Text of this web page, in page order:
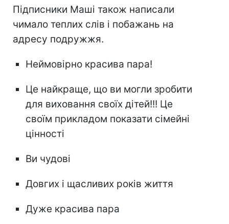
Підписники Маші також написали
чимало теплих слів і побажань на
адресу подружжя.
Неймовірно красива пара!
Це найкраще, що ви могли зробити
для виховання своїх дітей!!! Це
своїм прикладом показати сімейні
цінності
Ви чудові
Довгих і щасливих років життя
Дуже красива пара